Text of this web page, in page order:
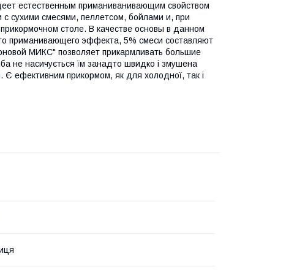
естественным приманиванивающим свойством
с сухими смесями, пеллетсом, бойлами и, при
столе. В качестве основы в данном
приманивающего эффекта, 5% смеси составляют
МИКС" позволяет прикармливать большие
не насичується їм занадто швидко і змушена
ефективним прикормом, як для холодної, так і